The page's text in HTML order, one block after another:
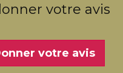
votre avis
votre avis